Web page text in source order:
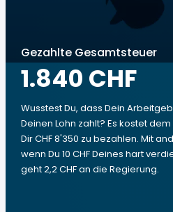
Gezahlte Gesamtsteuer
1.840 CHF
Wusstest Du, dass Dein
Deinen Lohn zahlt? Es kostet
Dir CHF 8'350 zu bezahlen. Mit
wenn Du 10 CHF Deines hart
geht 2,2 CHF an die Regierung.